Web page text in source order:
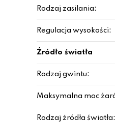
Rodzaj zasilania:
Regulacja wysokości:
Źródło światła
Rodzaj gwintu:
Maksymalna moc
Rodzaj źródła światła: